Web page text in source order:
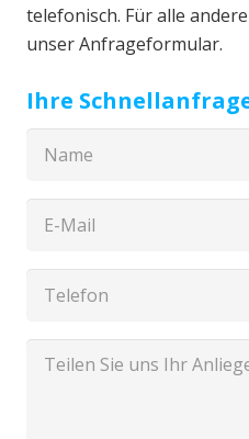
telefonisch. Für alle
unser Anfrageformular.
Ihre